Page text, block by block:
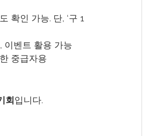
확인 가능. 단, ‘구 1
이벤트 활용 가능
중급자용
회입니다.